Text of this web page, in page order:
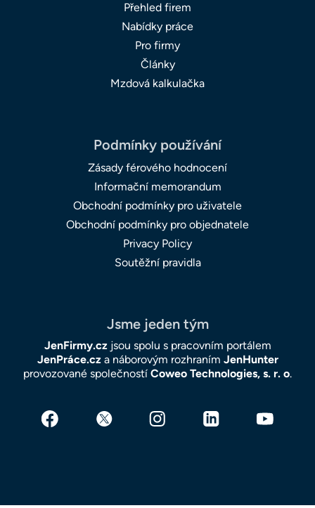
Přehled firem
Nabídky práce
Pro firmy
Články
Mzdová kalkulačka
Podmínky používání
Zásady férového hodnocení
Informační memorandum
Obchodní podmínky pro uživatele
Obchodní podmínky pro objednatele
Privacy Policy
Soutěžní pravidla
Jsme jeden tým
JenFirmy.czjsou spolu s pracovním portálem
JenPráce.cza náborovým rozhraním JenHunter
provozované společností Coweo Technologies, s. r. o.